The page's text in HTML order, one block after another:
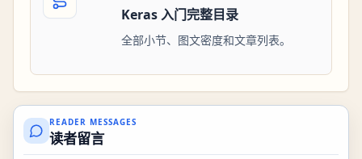
Keras 入门完整目录
全部小节、图文密度和文章列表。
READER MESSAGES
读者留言